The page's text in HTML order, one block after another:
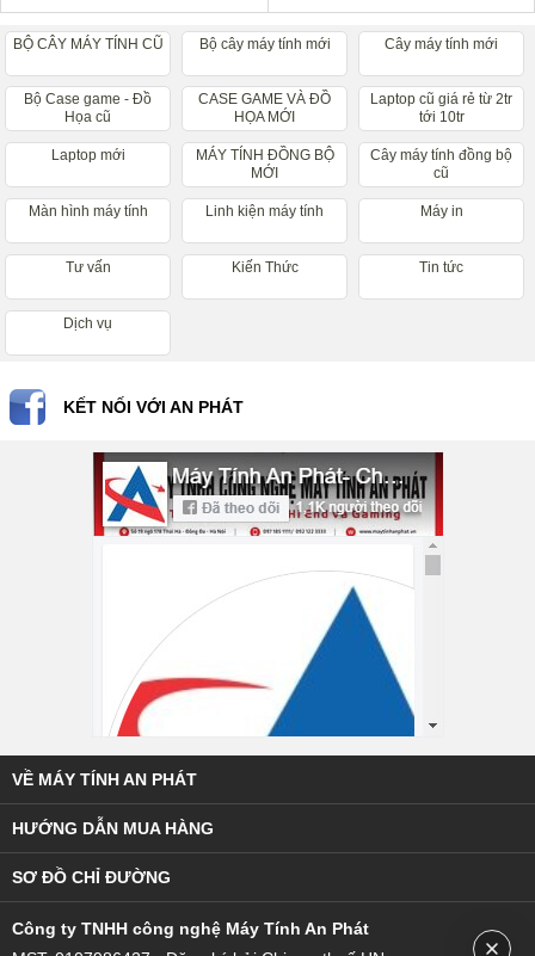
BỘ CÂY MÁY TÍNH CŨ Bộ cây máy tính mới Cây máy tính mới
Bộ Case game - Đồ
Họa cũ
CASE GAME VÀ ĐỒ
HỌA MỚI
Laptop cũ giá rẻ từ 2tr
tới 10tr
Laptop mới
MÁY TÍNH ĐỒNG BỘ
MỚI
Cây máy tính đồng bộ
cũ
Màn hình máy tính Linh kiện máy tính Máy in
Tư vấn Kiến Thức Tin tức
Dịch vụ
KẾT NỐI VỚI AN PHÁT
VỀ MÁY TÍNH AN PHÁT
HƯỚNG DẪN MUA HÀNG
SƠ ĐỒ CHỈ ĐƯỜNG
Công ty TNHH công nghệ Máy Tính An Phát